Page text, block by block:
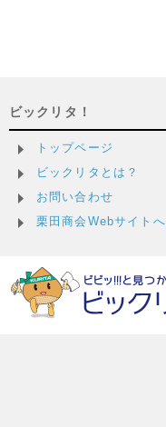
ビックリタ！
トップページ
ビックリタとは？
お問い合わせ
栗田商会Webサイトへ